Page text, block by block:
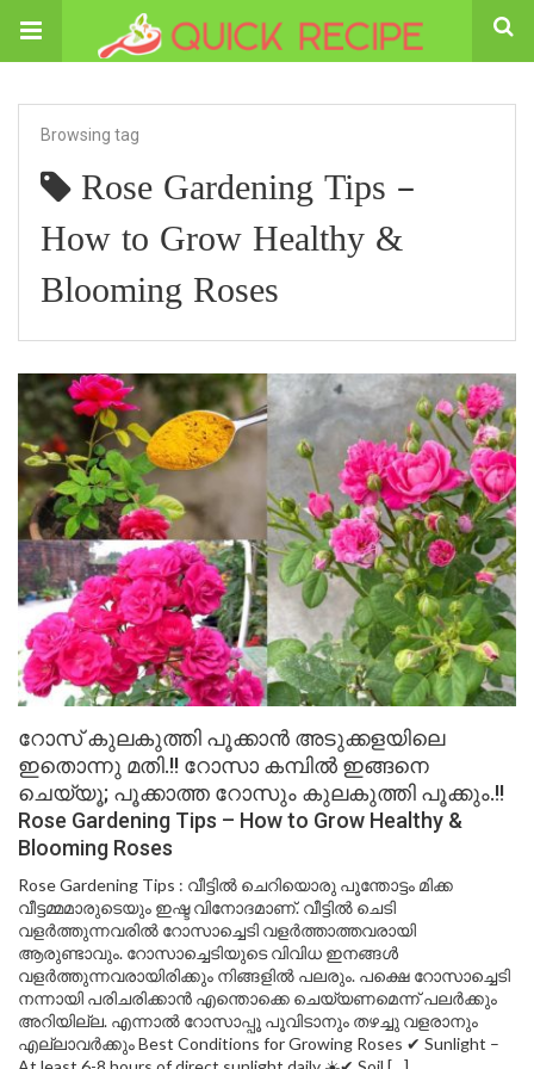
Browsing tag
Rose Gardening Tips –
How to Grow Healthy &
Blooming Roses
റോസ് കുലകുത്തി പൂക്കാൻ അടുക്കളയിലെ
ഇതൊന്നു മതി.!! റോസാ കമ്പിൽ ഇങ്ങനെ
ചെയ്യൂ; പൂക്കാത്ത റോസും കുലകുത്തി പൂക്കും.!!
Rose Gardening Tips – How to Grow Healthy &
Blooming Roses
Rose Gardening Tips : വീട്ടിൽ ചെറിയൊരു പൂന്തോട്ടം മിക്ക
വീട്ടമ്മമാരുടെയും ഇഷ്ട വിനോദമാണ്. വീട്ടിൽ ചെടി
വളർത്തുന്നവരിൽ റോസാച്ചെടി വളർത്താത്തവരായി
ആരുണ്ടാവും. റോസാച്ചെടിയുടെ വിവിധ ഇനങ്ങൾ
വളർത്തുന്നവരായിരിക്കും നിങ്ങളിൽ പലരും. പക്ഷെ റോസാച്ചെടി
നന്നായി പരിചരിക്കാൻ എന്തൊക്കെ ചെയ്യണമെന്ന് പലർക്കും
അറിയില്ല. എന്നാൽ റോസാപ്പൂ പൂവിടാനും തഴച്ചു വളരാനും
എല്ലാവർക്കും Best Conditions for Growing Roses ✔ Sunlight –